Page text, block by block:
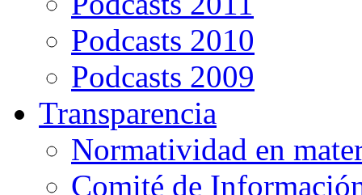
Podcasts 2010
Podcasts 2009
Transparencia
Normatividad en
Comité de